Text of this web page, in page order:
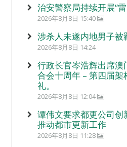
治安警察局持续开展“
2026年8月8日 15:40
涉杀人未遂内地男子被
2026年8月8日 14:24
行政长官岑浩辉出席澳
合会十周年 – 第四届架
礼。
2026年8月8日 12:04
谭伟文要求都更公司创
推动都市更新工作
2026年8月8日 11:28